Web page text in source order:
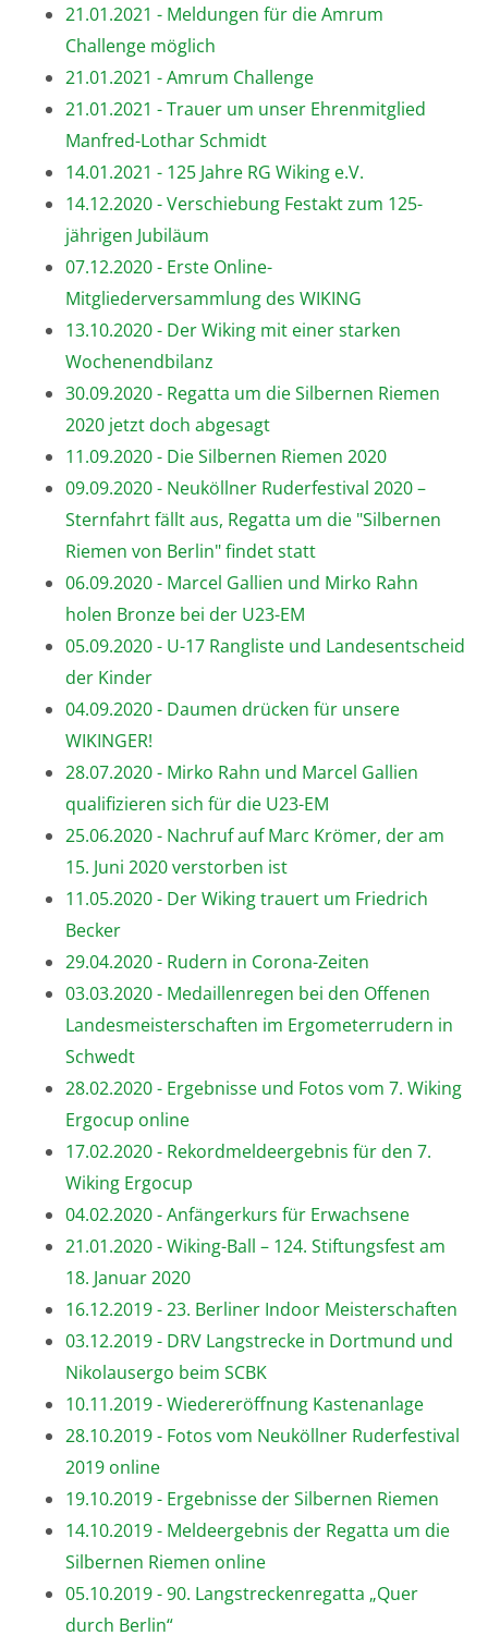
21.01.2021 - Meldungen für die Amrum
Challenge möglich
21.01.2021 - Amrum Challenge
21.01.2021 - Trauer um unser Ehrenmitglied
Manfred-Lothar Schmidt
14.01.2021 - 125 Jahre RG Wiking e.V.
14.12.2020 - Verschiebung Festakt zum 125-
jährigen Jubiläum
07.12.2020 - Erste Online-
Mitgliederversammlung des WIKING
13.10.2020 - Der Wiking mit einer starken
Wochenendbilanz
30.09.2020 - Regatta um die Silbernen Riemen
2020 jetzt doch abgesagt
11.09.2020 - Die Silbernen Riemen 2020
09.09.2020 - Neuköllner Ruderfestival 2020 –
Sternfahrt fällt aus, Regatta um die "Silbernen
Riemen von Berlin" findet statt
06.09.2020 - Marcel Gallien und Mirko Rahn
holen Bronze bei der U23-EM
05.09.2020 - U-17 Rangliste und Landesentscheid
der Kinder
04.09.2020 - Daumen drücken für unsere
WIKINGER!
28.07.2020 - Mirko Rahn und Marcel Gallien
qualifizieren sich für die U23-EM
25.06.2020 - Nachruf auf Marc Krömer, der am
15. Juni 2020 verstorben ist
11.05.2020 - Der Wiking trauert um Friedrich
Becker
29.04.2020 - Rudern in Corona-Zeiten
03.03.2020 - Medaillenregen bei den Offenen
Landesmeisterschaften im Ergometerrudern in
Schwedt
28.02.2020 - Ergebnisse und Fotos vom 7. Wiking
Ergocup online
17.02.2020 - Rekordmeldeergebnis für den 7.
Wiking Ergocup
04.02.2020 - Anfängerkurs für Erwachsene
21.01.2020 - Wiking-Ball – 124. Stiftungsfest am
18. Januar 2020
16.12.2019 - 23. Berliner Indoor Meisterschaften
03.12.2019 - DRV Langstrecke in Dortmund und
Nikolausergo beim SCBK
10.11.2019 - Wiedereröffnung Kastenanlage
28.10.2019 - Fotos vom Neuköllner Ruderfestival
2019 online
19.10.2019 - Ergebnisse der Silbernen Riemen
14.10.2019 - Meldeergebnis der Regatta um die
Silbernen Riemen online
05.10.2019 - 90. Langstreckenregatta „Quer
durch Berlin“